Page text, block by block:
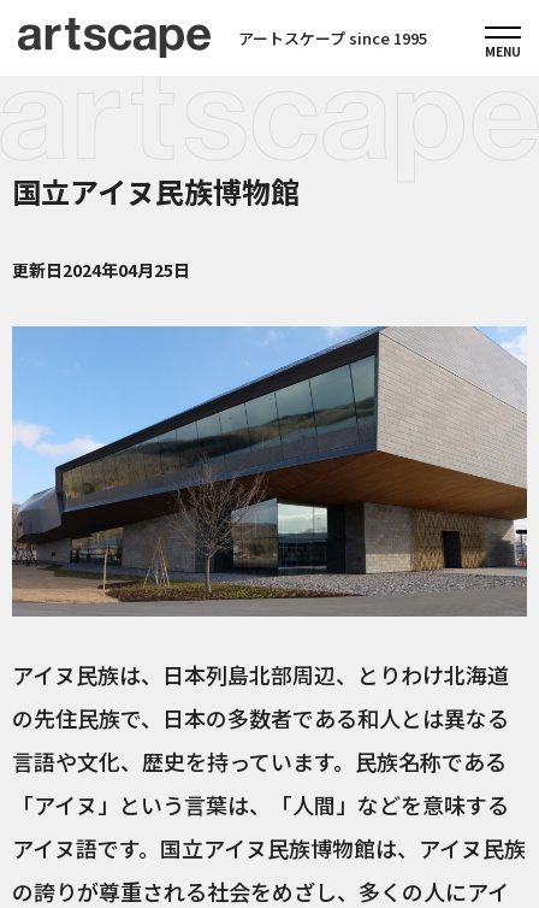
アートスケープ since 1995
国立アイヌ民族博物館
更新日2024年04月25日
アイヌ民族は、日本列島北部周辺、とりわけ北海道
の先住民族で、日本の多数者である和人とは異なる
言語や文化、歴史を持っています。民族名称である
「アイヌ」という言葉は、「人間」などを意味する
アイヌ語です。国立アイヌ民族博物館は、アイヌ民族
の誇りが尊重される社会をめざし、多くの人にアイ